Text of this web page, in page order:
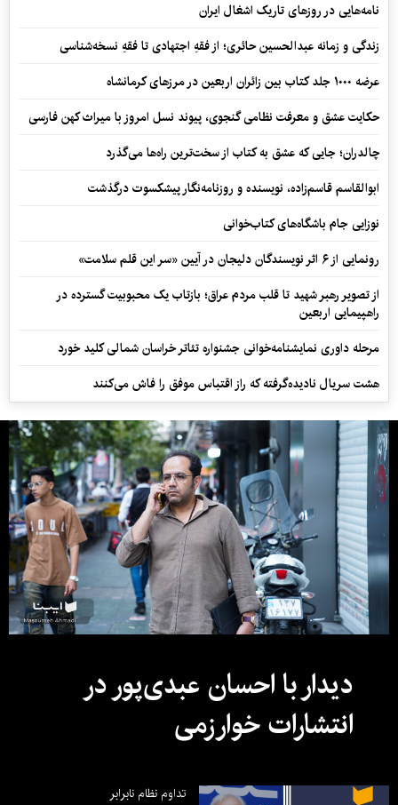
نامه‌هایی در روزهای تاریک اشغال ایران
زندگی و زمانه عبدالحسین حائری؛ از فقهِ اجتهادی تا فقهِ نسخه‌شناسی
عرضه ۱۰۰۰ جلد کتاب بین زائران اربعین در مرزهای کرمانشاه
حکایت عشق و معرفت نظامی گنجوی، پیوند نسل امروز با میراث کهن فارسی
چالدران؛ جایی که عشق به کتاب از سخت‌ترین راه‌ها می‌گذرد
ابوالقاسم قاسم‌زاده، نویسنده و روزنامه‌نگار پیشکسوت درگذشت
نوزایی جام باشگاه‌های کتاب‌خوانی
رونمایی از ۶ اثر نویسندگان دلیجان در آیین «سر این قلم سلامت»
از تصویر رهبر شهید تا قلب مردم عراق؛ بازتاب یک محبوبیت گسترده در
راهپیمایی اربعین
مرحله داوری نمایشنامه‌خوانی جشنواره تئاتر خراسان شمالی کلید خورد
هشت سریال نادیده‌گرفته که راز اقتباس موفق را فاش می‌کنند
دیدار با احسان عبدی‌پور در
انتشارات خوارزمی
تداوم نظام نابرابر